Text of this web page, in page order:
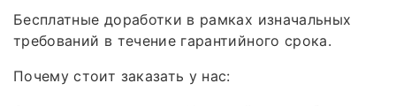
Бесплатные доработки в рамках изначальных
требований в течение гарантийного срока.
Почему стоит заказать у нас: